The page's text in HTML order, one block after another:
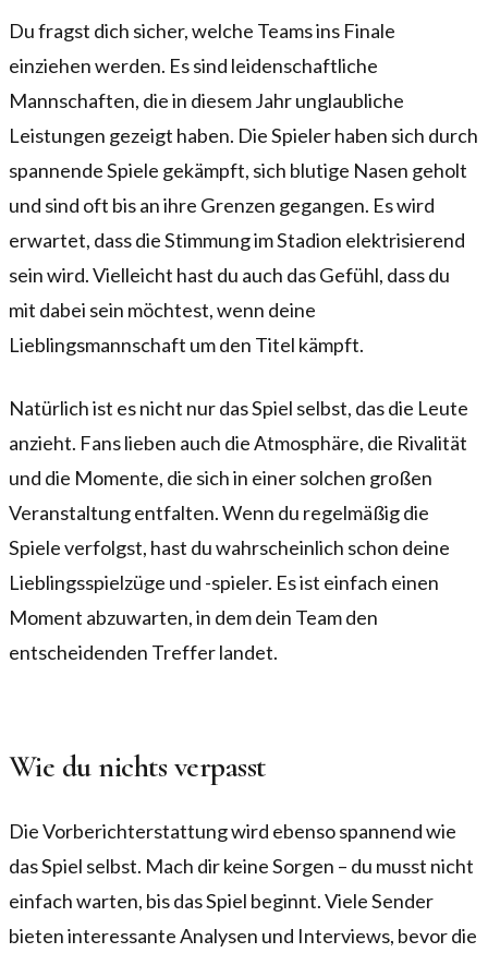
Du fragst dich sicher, welche Teams ins Finale
einziehen werden. Es sind leidenschaftliche
Mannschaften, die in diesem Jahr unglaubliche
Leistungen gezeigt haben. Die Spieler haben sich durch
spannende Spiele gekämpft, sich blutige Nasen geholt
und sind oft bis an ihre Grenzen gegangen. Es wird
erwartet, dass die Stimmung im Stadion elektrisierend
sein wird. Vielleicht hast du auch das Gefühl, dass du
mit dabei sein möchtest, wenn deine
Lieblingsmannschaft um den Titel kämpft.
Natürlich ist es nicht nur das Spiel selbst, das die Leute
anzieht. Fans lieben auch die Atmosphäre, die Rivalität
und die Momente, die sich in einer solchen großen
Veranstaltung entfalten. Wenn du regelmäßig die
Spiele verfolgst, hast du wahrscheinlich schon deine
Lieblingsspielzüge und -spieler. Es ist einfach einen
Moment abzuwarten, in dem dein Team den
entscheidenden Treffer landet.
Wie du nichts verpasst
Die Vorberichterstattung wird ebenso spannend wie
das Spiel selbst. Mach dir keine Sorgen – du musst nicht
einfach warten, bis das Spiel beginnt. Viele Sender
bieten interessante Analysen und Interviews, bevor die